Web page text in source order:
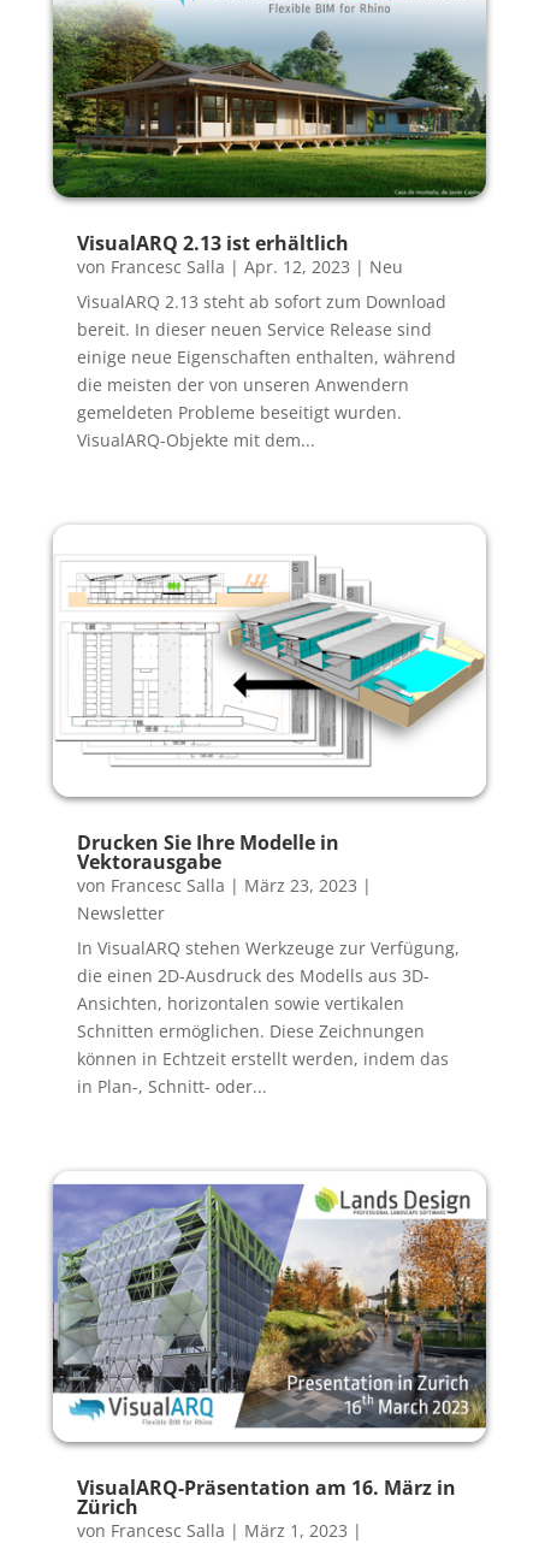
VisualARQ 2.13 ist erhältlich
von Francesc Salla | Apr. 12, 2023 | Neu
VisualARQ 2.13 steht ab sofort zum Download
bereit. In dieser neuen Service Release sind
einige neue Eigenschaften enthalten, während
die meisten der von unseren Anwendern
gemeldeten Probleme beseitigt wurden.
VisualARQ-Objekte mit dem...
Drucken Sie Ihre Modelle in
Vektorausgabe
von Francesc Salla | März 23, 2023 |
Newsletter
In VisualARQ stehen Werkzeuge zur Verfügung,
die einen 2D-Ausdruck des Modells aus 3D-
Ansichten, horizontalen sowie vertikalen
Schnitten ermöglichen. Diese Zeichnungen
können in Echtzeit erstellt werden, indem das
in Plan-, Schnitt- oder...
VisualARQ-Präsentation am 16. März in
Zürich
von Francesc Salla | März 1, 2023 |